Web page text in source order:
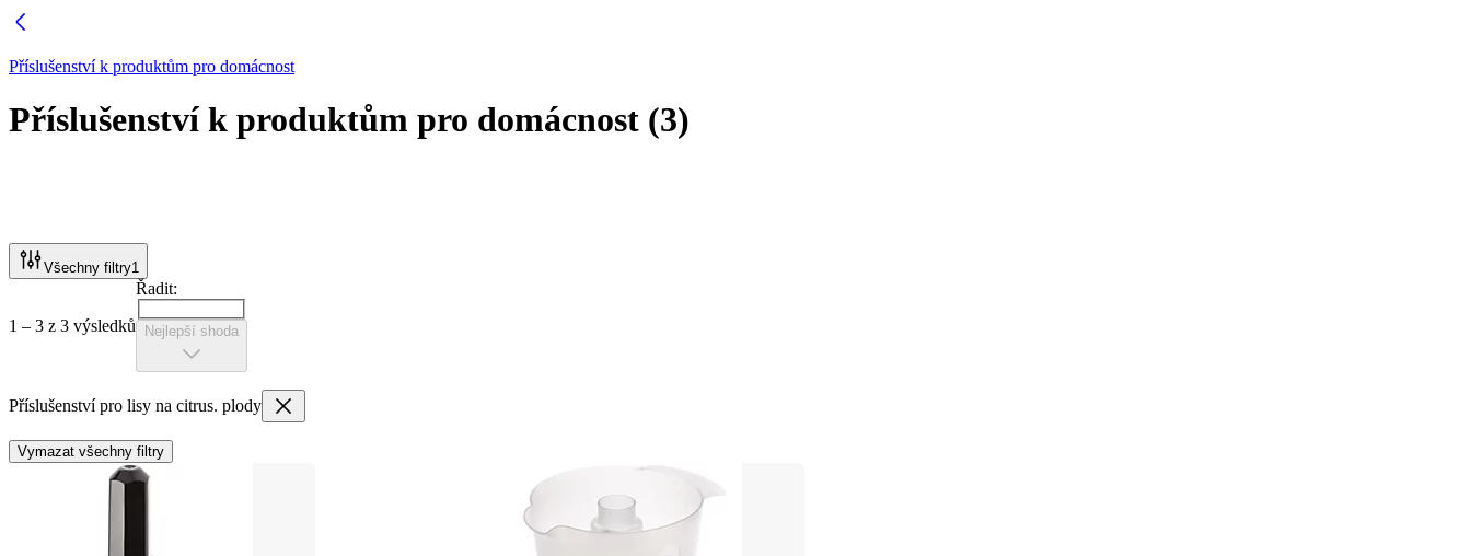
Příslušenství k produktům pro domácnost
Příslušenství k produktům pro domácnost (3)
Všechny filtry1
1 – 3 z 3 výsledků
Řadit:
Nejlepší shoda
Příslušenství pro lisy na citrus. plody
Vymazat všechny filtry